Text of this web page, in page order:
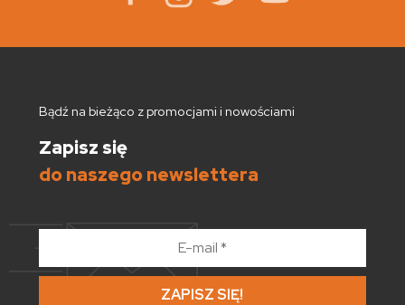
Bądź na bieżąco z promocjami i nowościami
Zapisz się
do naszego newslettera
*